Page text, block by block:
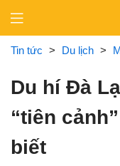
content
Tin tức > Du lịch >
Du hí Đà
“tiên
biết